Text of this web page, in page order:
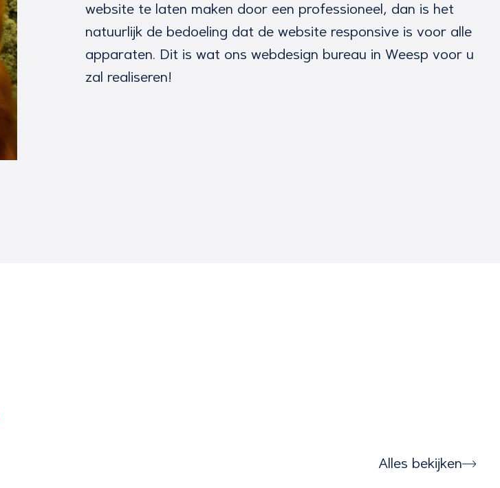
website te laten maken door een professioneel, dan is het
natuurlijk de bedoeling dat de website responsive is voor alle
apparaten. Dit is wat ons webdesign bureau in Weesp voor u
zal realiseren!
Alles bekijken